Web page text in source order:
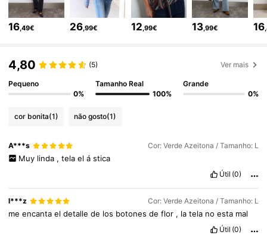
4,71 451K Seguidores
4,71 451K Seguidores
4,71 451K Seguidores
16,49€ 26,99€ 12,99€ 13,99€ 16
4,80 (5) Ver mais
Pequeno
0%
Tamanho Real
100%
Grande
0%
cor bonita(1) não gosto(1)
A***s Cor: Verde Azeitona / Tamanho: L
Muy linda , tela el á stica
Útil (0)
l***z Cor: Verde Azeitona / Tamanho: L
meencantaeldetallede los botonesdeflor , latela noesta mal
Útil (0)